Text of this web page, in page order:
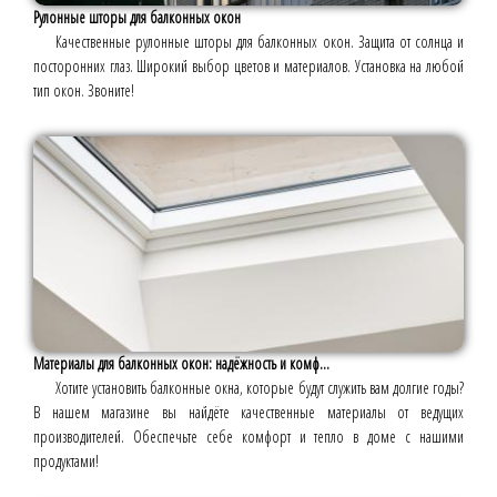
Рулонные шторы для балконных окон
Качественные рулонные шторы для балконных окон. Защита от солнца и
посторонних глаз. Широкий выбор цветов и материалов. Установка на любой
тип окон. Звоните!
Материалы для балконных окон: надёжность и комф...
Хотите установить балконные окна, которые будут служить вам долгие годы?
В нашем магазине вы найдёте качественные материалы от ведущих
производителей. Обеспечьте себе комфорт и тепло в доме с нашими
продуктами!